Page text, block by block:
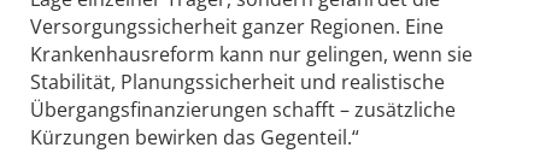
Versorgungssicherheit ganzer Regionen. Eine
Krankenhausreform kann nur gelingen, wenn sie
Stabilität, Planungssicherheit und realistische
Übergangsfinanzierungen schafft – zusätzliche
Kürzungen bewirken das Gegenteil.“